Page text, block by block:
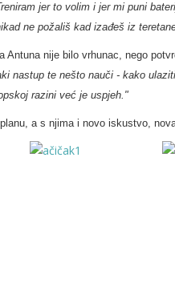
jer to volim i jer mi puni
ne požališ kad izađeš iz
Antuna nije bilo vrhunac, nego
nastup te nešto nauči - kako
razini već je uspjeh."
a s njima i novo iskustvo,